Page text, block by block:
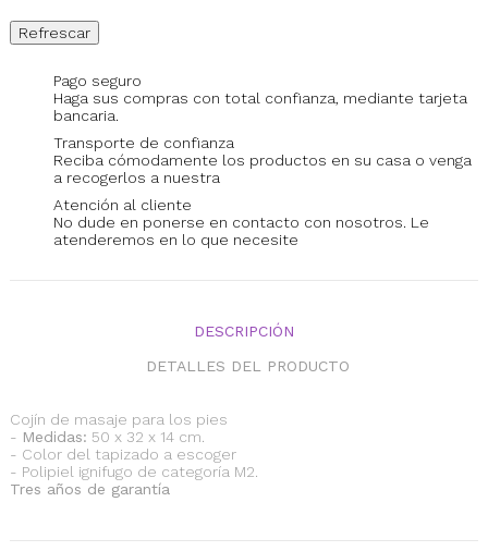
Pago seguro
Haga sus compras con total confianza, mediante tarjeta
bancaria.
Transporte de confianza
Reciba cómodamente los productos en su casa o venga
a recogerlos a nuestra
Atención al cliente
No dude en ponerse en contacto con nosotros. Le
atenderemos en lo que necesite
DESCRIPCIÓN
DETALLES DEL PRODUCTO
Cojín de masaje para los pies
- Medidas: 50 x 32 x 14 cm.
- Color del tapizado a escoger
- Polipiel ignifugo de categoría M2.
Tres años de garantía